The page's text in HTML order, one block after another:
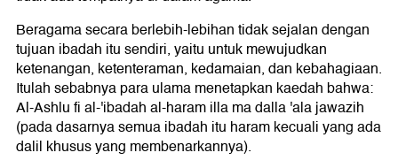
Beragama secara berlebih-lebihan tidak sejalan dengan
tujuan ibadah itu sendiri, yaitu untuk mewujudkan
ketenangan, ketenteraman, kedamaian, dan kebahagiaan.
Itulah sebabnya para ulama menetapkan kaedah bahwa:
Al-Ashlu fi al-'ibadah al-haram illa ma dalla 'ala jawazih
(pada dasarnya semua ibadah itu haram kecuali yang ada
dalil khusus yang membenarkannya).